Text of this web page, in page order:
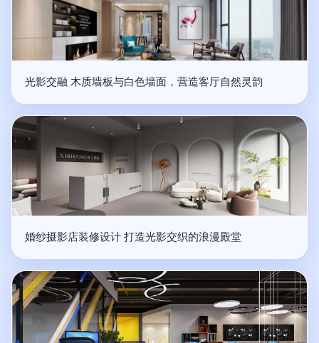
光影交融 木质墙板与白色墙面，营造客厅自然灵韵
婚纱摄影店装修设计 打造光影交织的浪漫殿堂